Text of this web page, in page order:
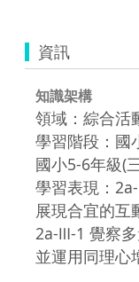
資訊
知識架構
領域：綜合活
學習階段：國
國小5-6年級(
學習表現：
展現合宜的互
2a-Ⅲ-1 覺察多
並運用同理心